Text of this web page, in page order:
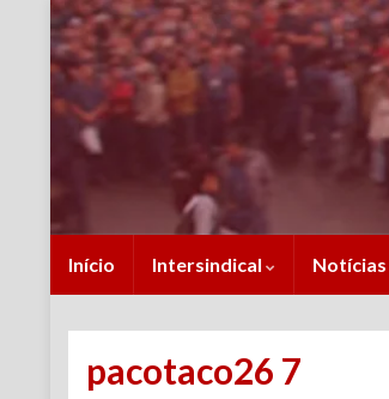
Início Intersindical Notícias
pacotaco26 7